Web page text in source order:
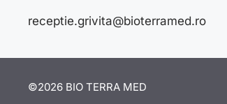
receptie.grivita@bioterramed.ro
©2026 BIO TERRA MED